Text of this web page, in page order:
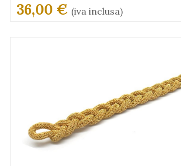
36,00 € (iva inclusa)